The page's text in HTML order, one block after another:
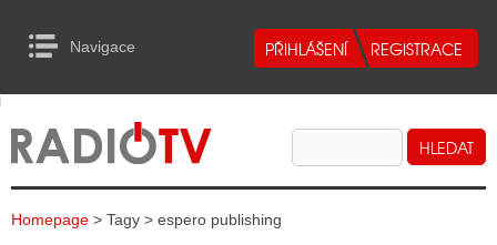
Navigace
RADIA
TELEVIZE
INTERNET
to Content
Homepage > Tagy > espero publishing